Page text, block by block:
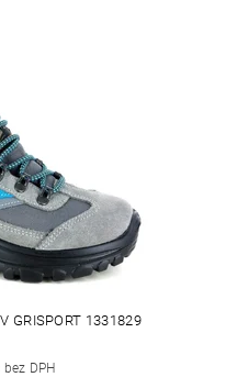
GRISPORT 1331829
DPH